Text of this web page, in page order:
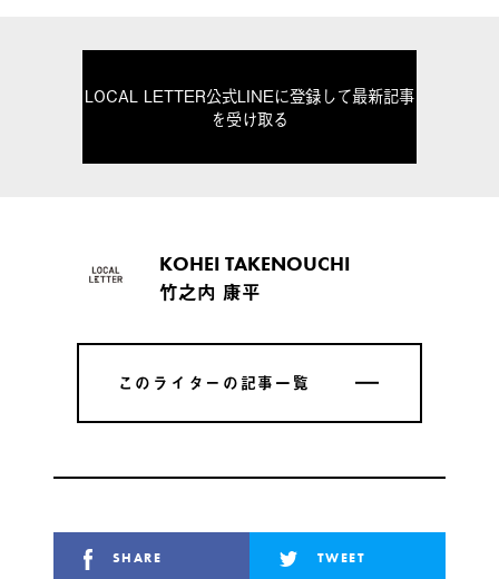
LOCAL LETTER公式LINEに登録して最新記事
を受け取る
KOHEI TAKENOUCHI
竹之内 康平
このライターの記事一覧
このライターの記事一覧
SHARE TWEET